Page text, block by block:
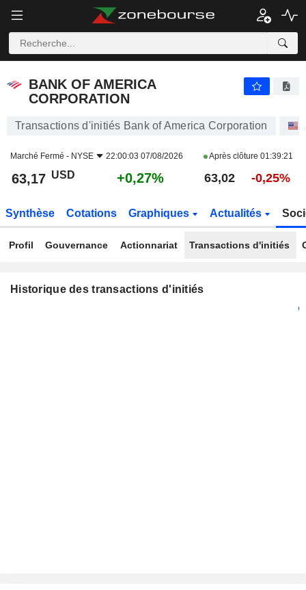
BANK OF AMERICA
CORPORATION
Transactions d'initiés Bank of America Corporation
Marché Fermé - NYSE 22:00:03 07/08/2026 Après clôture 01:39:21
63,17 USD +0,27% 63,02 -0,25%
Synthèse Cotations Graphiques Actualités
Profil Gouvernance Actionnariat Transactions d'initiés
Historique des transactions d'initiés